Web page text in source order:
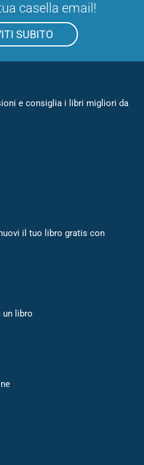
casella email!
SUBITO
e consiglia i libri migliori da
il tuo libro gratis con
un libro